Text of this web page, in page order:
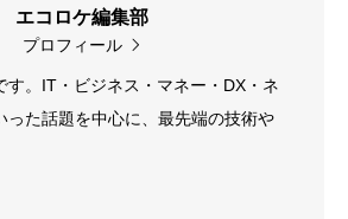
エコロケ編集部
プロフィール
す。IT・ビジネス・マネー・DX・ネ
った話題を中心に、最先端の技術や